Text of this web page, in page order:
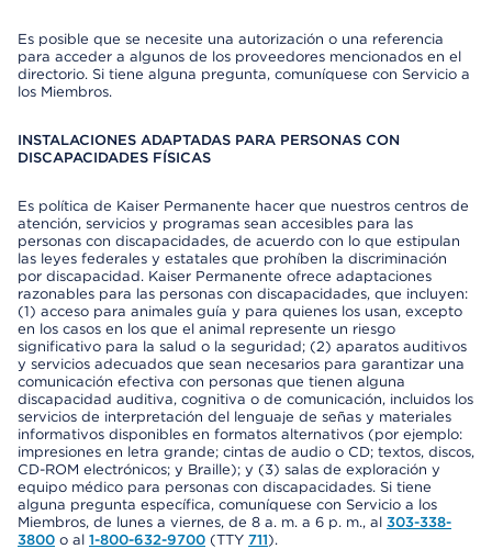
Es posible que se necesite una autorización o una referencia
para acceder a algunos de los proveedores mencionados en el
directorio. Si tiene alguna pregunta, comuníquese con Servicio a
los Miembros.
INSTALACIONES ADAPTADAS PARA PERSONAS CON
DISCAPACIDADES FÍSICAS
Es política de Kaiser Permanente hacer que nuestros centros de
atención, servicios y programas sean accesibles para las
personas con discapacidades, de acuerdo con lo que estipulan
las leyes federales y estatales que prohíben la discriminación
por discapacidad. Kaiser Permanente ofrece adaptaciones
razonables para las personas con discapacidades, que incluyen:
(1) acceso para animales guía y para quienes los usan, excepto
en los casos en los que el animal represente un riesgo
significativo para la salud o la seguridad; (2) aparatos auditivos
y servicios adecuados que sean necesarios para garantizar una
comunicación efectiva con personas que tienen alguna
discapacidad auditiva, cognitiva o de comunicación, incluidos los
servicios de interpretación del lenguaje de señas y materiales
informativos disponibles en formatos alternativos (por ejemplo:
impresiones en letra grande; cintas de audio o CD; textos, discos,
CD-ROM electrónicos; y Braille); y (3) salas de exploración y
equipo médico para personas con discapacidades. Si tiene
alguna pregunta específica, comuníquese con Servicio a los
Miembros, de lunes a viernes, de 8 a. m. a 6 p. m., al 303-338-
3800 o al 1-800-632-9700 (TTY 711).